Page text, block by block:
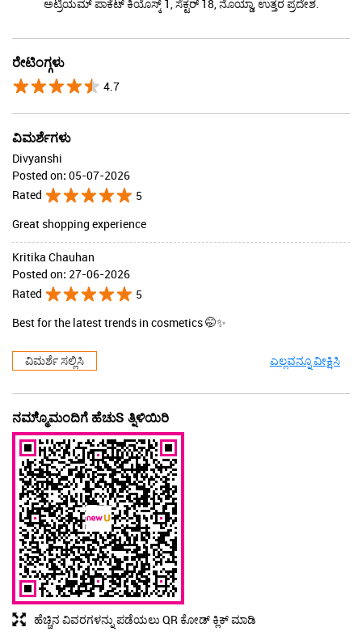
ಅಟ್ರಿಯಮ್ ಪಾಕೆಟ್ ಕಿಯೊಸ್ಕ್ 1, ಸೆಕ್ಟರ್ 18, ನೊಯ್ಡಾ, ಉತ್ತರ ಪ್ರದೇಶ.
ರೇಟಿಂಗ್ಗಳು
4.7
ವಿಮರ್ಶೆಗಳು
Divyanshi
Posted on: 05-07-2026
Rated
5
Great shopping experience
Kritika Chauhan
Posted on: 27-06-2026
Rated
5
Best for the latest trends in cosmetics 🤭✨
ವಿಮರ್ಶೆ ಸಲ್ಲಿಸಿ ಎಲ್ಲವನ್ನೂ ವೀಕ್ಷಿಸಿ
ನಮ್ಮೊ್ಮಂದಿಗೆ ಹೆಚುS ತ್ನಿಳಿಯಿರಿ
ಹೆಚ್ಚಿನ ವಿವರಗಳನ್ನು ಪಡೆಯಲು QR ಕೋಡ್ ಕ್ಲಿಕ್ ಮಾಡಿ